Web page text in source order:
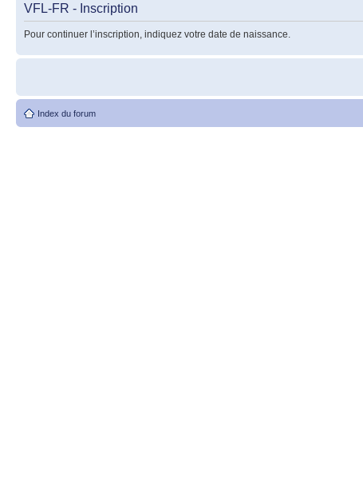
VFL-FR - Inscription
Pour continuer l’inscription, indiquez votre date de naissance.
Index du forum